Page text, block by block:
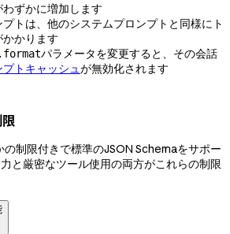
ずかに増加します
トは、他のシステムプロンプトと同様にト
かります
パラメータを変更すると、その会話
トキャッシュ が無効化されます
制限付きで標準のJSON Schemaをサポー
と厳密なツール使用の両方がこれらの制限